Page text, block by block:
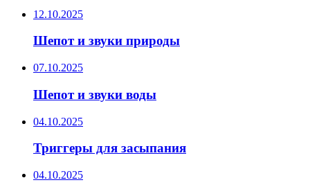
12.10.2025
Шепот и звуки природы
07.10.2025
Шепот и звуки воды
04.10.2025
Триггеры для засыпания
04.10.2025